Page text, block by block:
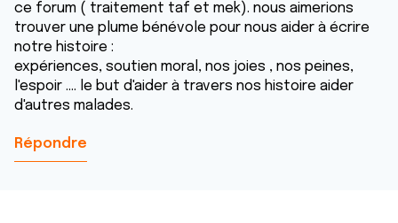
ce forum ( traitement taf et mek). nous aimerions
trouver une plume bénévole pour nous aider à écrire
notre histoire :
expériences, soutien moral, nos joies , nos peines,
l'espoir .... le but d'aider à travers nos histoire aider
d'autres malades.
Répondre